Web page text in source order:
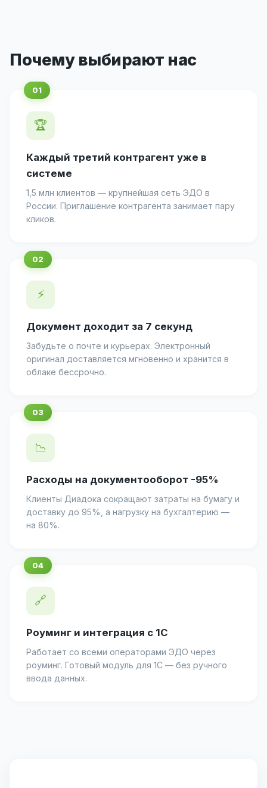
Почему выбирают нас
🏆
Каждый третий контрагент уже в
системе
1,5 млн клиентов — крупнейшая сеть ЭДО в
России. Приглашение контрагента занимает пару
кликов.
⚡
Документ доходит за 7 секунд
Забудьте о почте и курьерах. Электронный
оригинал доставляется мгновенно и хранится в
облаке бессрочно.
📉
Расходы на документооборот -95%
Клиенты Диадока сокращают затраты на бумагу и
доставку до 95%, а нагрузку на бухгалтерию —
на 80%.
🔗
Роуминг и интеграция с 1С
Работает со всеми операторами ЭДО через
роуминг. Готовый модуль для 1С — без ручного
ввода данных.